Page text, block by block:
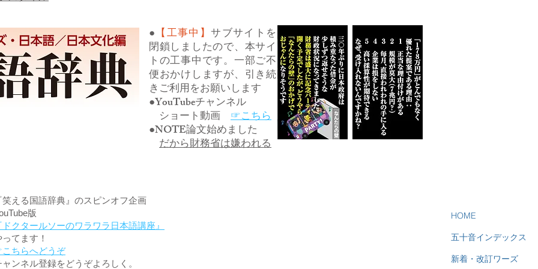
● 【工事中】サブサイトを
閉鎖しましたので、本サイ
トの工事中です。一部ご不
便おかけしますが、引き続
きご利用をお願いします
●YouTubeチャンネル
ショート動画 ☞こちら
●NOTE論文始めました
だから財務省は嫌われる
笑える国語辞典』のスピンオフ企画
版
ドクタールソーのワラワラ日本語講座』
ってます！
ちらへどうぞ
ャンネル登録をどうぞよろしく。
HOME
五十音インデックス
新着・改訂ワーズ